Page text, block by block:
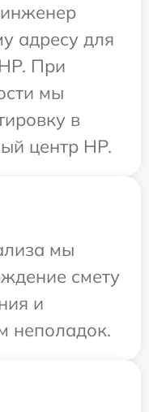
адресу для
При
мы
в
центр HP.
мы
смету
и
неполадок.